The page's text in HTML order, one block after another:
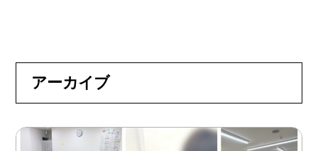
アーカイブ